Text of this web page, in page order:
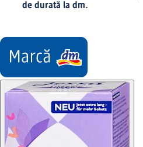
de durată la dm.